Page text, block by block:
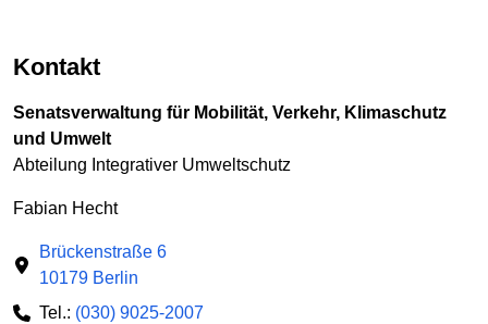
Kontakt
Senatsverwaltung für Mobilität, Verkehr, Klimaschutz
und Umwelt
Abteilung Integrativer Umweltschutz
Fabian Hecht
Brückenstraße 6
10179 Berlin
Tel.: (030) 9025-2007